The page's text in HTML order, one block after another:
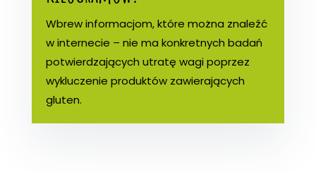
Wbrew informacjom, które można znaleźć
w internecie – nie ma konkretnych badań
potwierdzających utratę wagi poprzez
wykluczenie produktów zawierających
gluten.